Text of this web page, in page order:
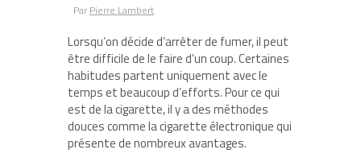
Par Pierre Lambert
Lorsqu’on décide d’arrêter de fumer, il peut
être difficile de le faire d’un coup. Certaines
habitudes partent uniquement avec le
temps et beaucoup d’efforts. Pour ce qui
est de la cigarette, il y a des méthodes
douces comme la cigarette électronique qui
présente de nombreux avantages.